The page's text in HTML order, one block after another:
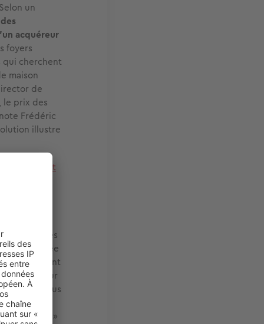
un
acquéreur
foyers
qui cherchent
maison
de
le prix des
Frédéric
illustre
loi Climat et
deux
en espaces
déléguée
en sont
ouverts sur
Nous
services
part. »